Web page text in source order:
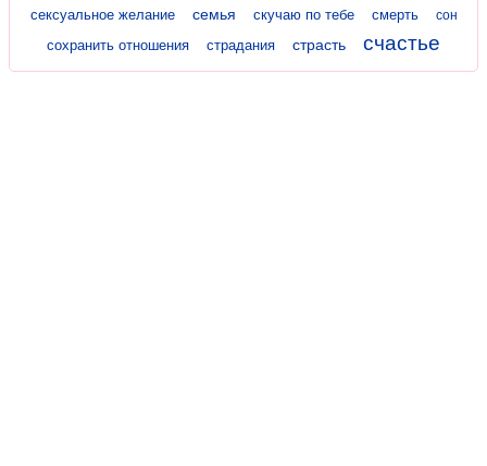
сексуальное желание
семья скучаю по тебе смерть сон
сохранить отношения страдания страсть счастье